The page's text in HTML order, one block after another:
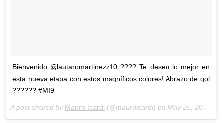
Bienvenido @lautaromartinezz10 ???? Te deseo lo mejor en
esta nueva etapa con estos magníficos colores! Abrazo de gol
?????? #MI9
A post shared by Mauro Icardi (@mauroicardi) on May 25, 2018 at 4:40pm PDT